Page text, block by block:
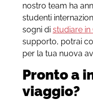
nostro team ha
studenti
sogni di studiare in
supporto, potrai
per la tua nuova
Pronto a
viaggio?